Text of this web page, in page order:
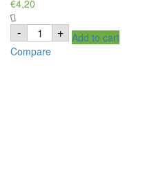
€4,20
- Shan
Biryani
Masala
Mix
+ Add to cart
Compare